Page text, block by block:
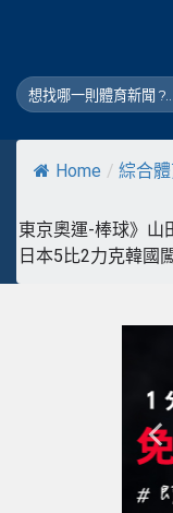
Home / 綜合
東京奧運-棒球》
日本5比2力克韓國